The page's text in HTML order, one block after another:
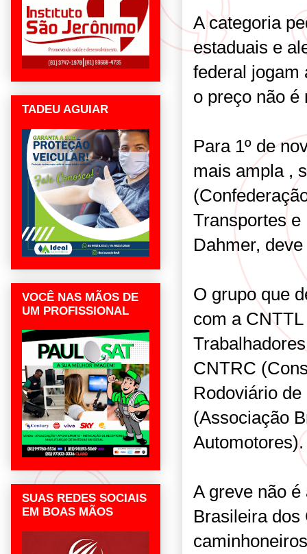
A categoria
estaduais e
federal jogam
o preço não é
Para 1º de
mais ampla ,
Transportes
Dahmer,
O grupo que
com a
CNTRC
Rodoviário
(Associação
A greve não
Brasileira dos
TADEU AGUIAR
VOCÊ NAS MÃOS DE
UM PROFISSIONAL
SUAS REDES SOCIAIS
EM BOAS MÃOS